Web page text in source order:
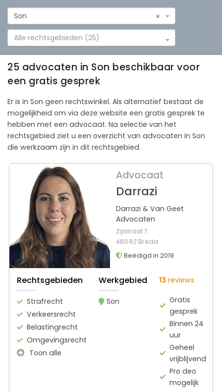
×
Son
Alle rechtsgebieden (25)
25 advocaten in Son beschikbaar voor
een gratis gesprek
Er is in Son geen rechtswinkel. Als alternatief bestaat de
mogelijkheid om via deze website een gratis gesprek te
hebben met een advocaat. Na selectie van het
rechtsgebied ziet u een overzicht van advocaten in Son
die werkzaam zijn in dit rechtsgebied.
Advocaat
Darrazi
Darrazi & Van Geet
Advocaten
Zijlstraat 7
4811 RZ Breda
Beëdigd in 2019
Rechtsgebieden
Strafrecht
Verkeersrecht
Belastingrecht
Omgevingsrecht
Toon alle
Werkgebied
Son
13 reviews
Gratis
gesprek
Binnen 24
uur
Geheel
vrijblijvend
Pro deo
mogelijk